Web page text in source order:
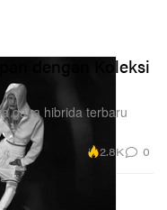
dengan Koleksi
gaya hibrida terbaru
2.8K 0